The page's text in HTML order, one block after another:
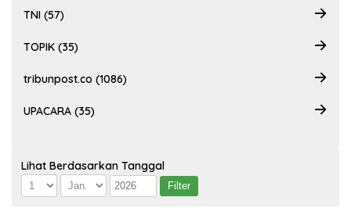
TNI (57)
TOPIK (35)
tribunpost.co (1086)
UPACARA (35)
Lihat Berdasarkan Tanggal